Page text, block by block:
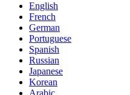
English
French
German
Portuguese
Spanish
Russian
Japanese
Korean